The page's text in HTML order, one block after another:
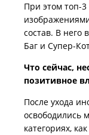
При этом топ-
состав. В него
Баг и Супер-
Что сейчас,
позитивное
После ухода
освободились
категориях,